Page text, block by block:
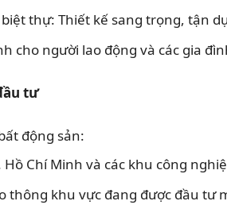
thự: Thiết kế sang trọng, tận
cho người lao động và các gia
tư
động sản:
Hồ Chí Minh và các khu công
thông khu vực đang được đầu tư